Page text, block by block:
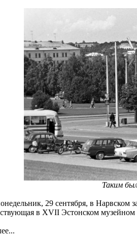
Таким
29 сентября, в Нарвском
в XVII Эстонском музейном